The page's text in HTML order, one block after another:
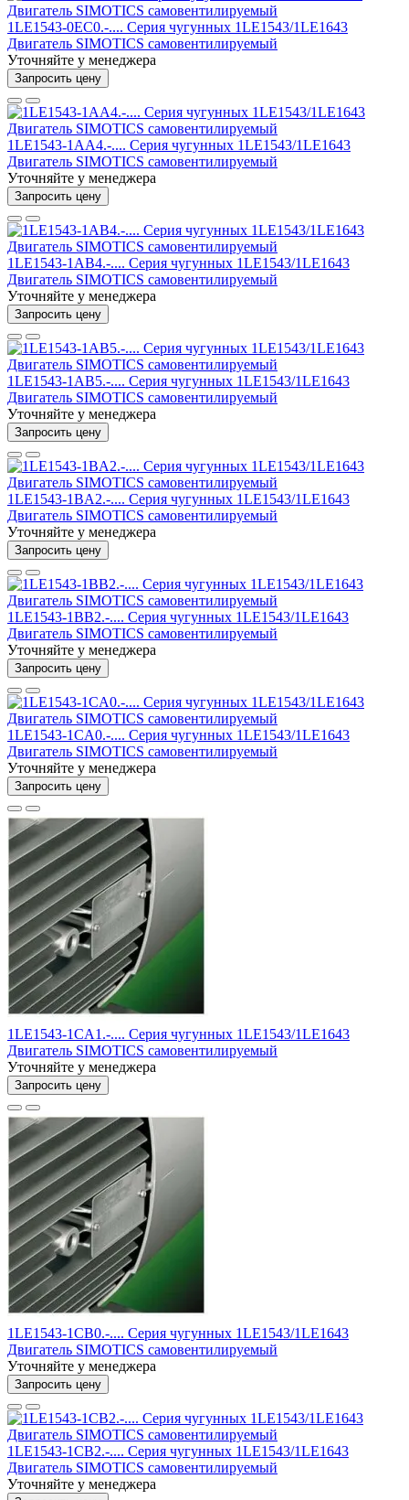
1LE1543-0EC0.-.... Серия чугунных 1LE1543/1LE1643
Двигатель SIMOTICS самовентилируемый
Уточняйте у менеджера
Запросить цену
1LE1543-1AA4.-.... Серия чугунных 1LE1543/1LE1643
Двигатель SIMOTICS самовентилируемый
Уточняйте у менеджера
Запросить цену
1LE1543-1AB4.-.... Серия чугунных 1LE1543/1LE1643
Двигатель SIMOTICS самовентилируемый
Уточняйте у менеджера
Запросить цену
1LE1543-1AB5.-.... Серия чугунных 1LE1543/1LE1643
Двигатель SIMOTICS самовентилируемый
Уточняйте у менеджера
Запросить цену
1LE1543-1BA2.-.... Серия чугунных 1LE1543/1LE1643
Двигатель SIMOTICS самовентилируемый
Уточняйте у менеджера
Запросить цену
1LE1543-1BB2.-.... Серия чугунных 1LE1543/1LE1643
Двигатель SIMOTICS самовентилируемый
Уточняйте у менеджера
Запросить цену
1LE1543-1CA0.-.... Серия чугунных 1LE1543/1LE1643
Двигатель SIMOTICS самовентилируемый
Уточняйте у менеджера
Запросить цену
1LE1543-1CA1.-.... Серия чугунных 1LE1543/1LE1643
Двигатель SIMOTICS самовентилируемый
Уточняйте у менеджера
Запросить цену
1LE1543-1CB0.-.... Серия чугунных 1LE1543/1LE1643
Двигатель SIMOTICS самовентилируемый
Уточняйте у менеджера
Запросить цену
1LE1543-1CB2.-.... Серия чугунных 1LE1543/1LE1643
Двигатель SIMOTICS самовентилируемый
Уточняйте у менеджера